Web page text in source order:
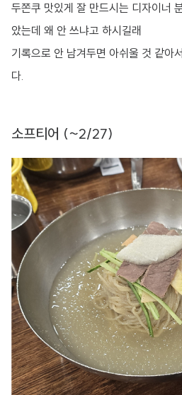
두쫀쿠 맛있게 잘 만드시는 디자이너
았는데 왜 안 쓰냐고 하시길래
기록으로 안 남겨두면 아쉬울 것 같아
다.
소프티어 (~2/27)